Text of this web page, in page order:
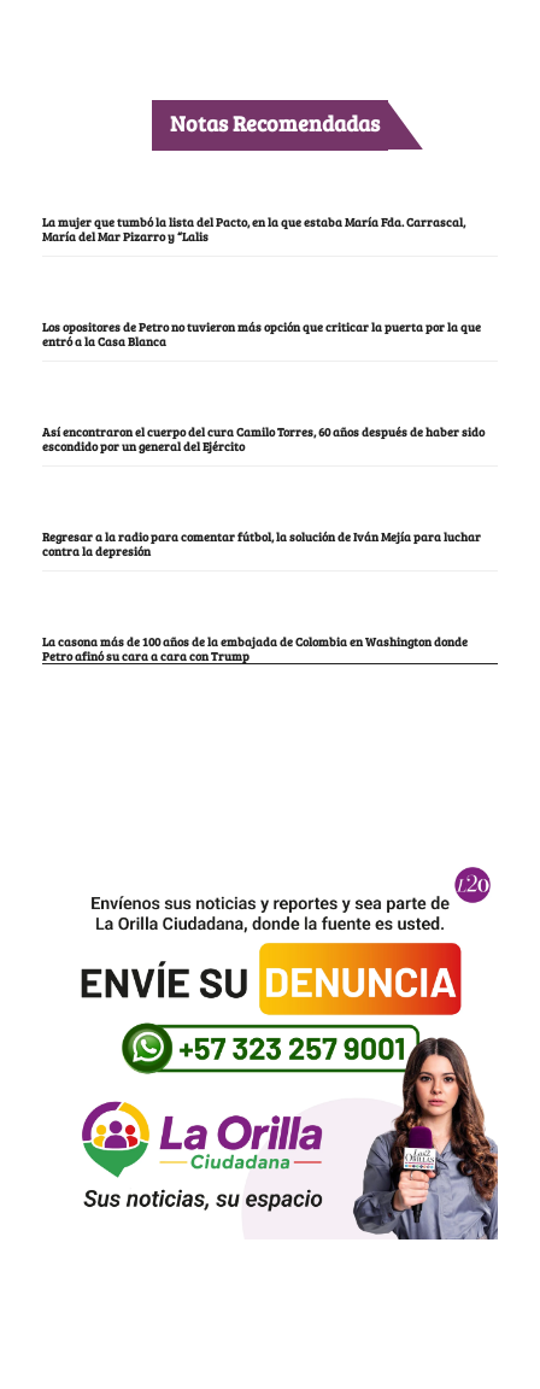
Notas Recomendadas
La mujer que tumbó la lista del Pacto, en la que estaba María Fda. Carrascal,
María del Mar Pizarro y “Lalis
Los opositores de Petro no tuvieron más opción que criticar la puerta por la que
entró a la Casa Blanca
Así encontraron el cuerpo del cura Camilo Torres, 60 años después de haber sido
escondido por un general del Ejército
Regresar a la radio para comentar fútbol, la solución de Iván Mejía para luchar
contra la depresión
La casona más de 100 años de la embajada de Colombia en Washington donde
Petro afinó su cara a cara con Trump